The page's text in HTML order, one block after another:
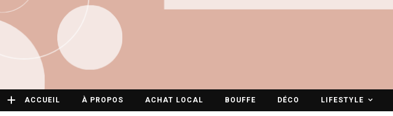
ACCUEIL À PROPOS ACHAT LOCAL BOUFFE DÉCO LIFESTYLE